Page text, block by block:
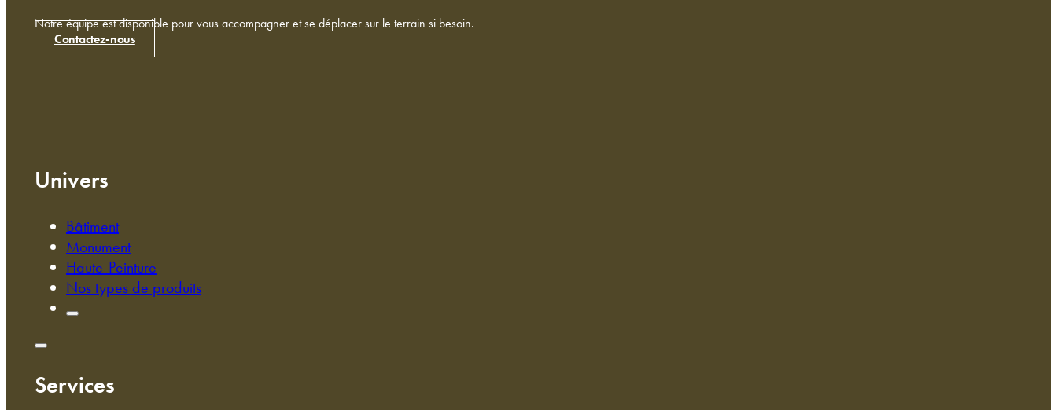
Notre équipe est disponible pour vous accompagner et se déplacer sur le terrain si besoin.
Contactez-nous
Univers
Bâtiment
Monument
Haute-Peinture
Nos types de produits
Services